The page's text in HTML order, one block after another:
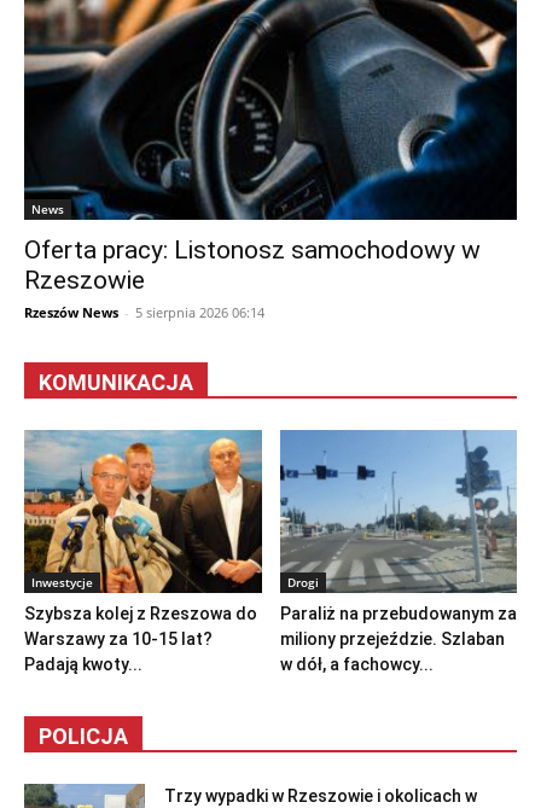
News
Oferta pracy: Listonosz samochodowy w
Rzeszowie
Rzeszów News - 5 sierpnia 2026 06:14
KOMUNIKACJA
Inwestycje
Szybsza kolej z Rzeszowa do
Warszawy za 10-15 lat?
Padają kwoty...
Drogi
Paraliż na przebudowanym za
miliony przejeździe. Szlaban
w dół, a fachowcy...
POLICJA
Trzy wypadki w Rzeszowie i okolicach w